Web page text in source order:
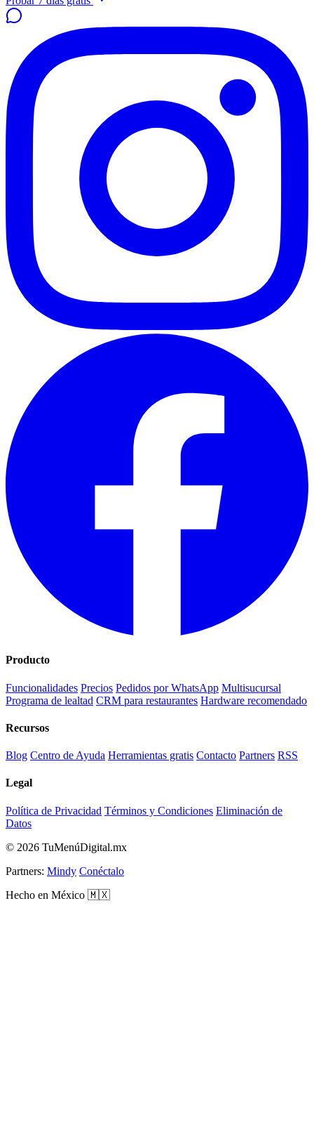
Producto
Funcionalidades Precios Pedidos por WhatsApp Multisucursal
Programa de lealtad CRM para restaurantes Hardware recomendado
Recursos
Blog Centro de Ayuda Herramientas gratis Contacto Partners RSS
Legal
Política de Privacidad Términos y Condiciones Eliminación de
Datos
© 2026 TuMenúDigital.mx
Partners: Mindy Conéctalo
Hecho en México 🇲🇽